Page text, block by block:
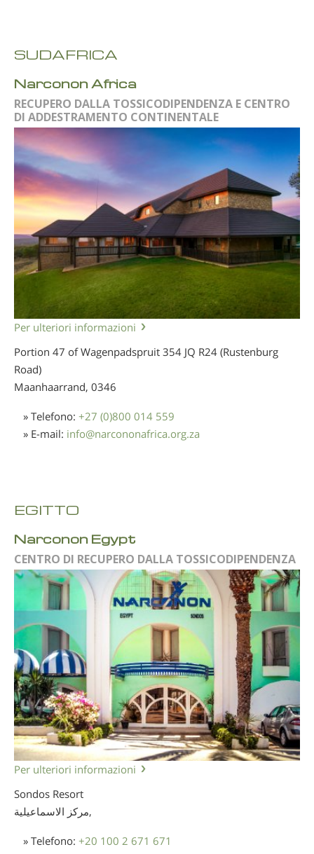
SUDAFRICA
Narconon Africa
RECUPERO DALLA TOSSICODIPENDENZA E CENTRO
DI ADDESTRAMENTO CONTINENTALE
Per ulteriori informazioni
Portion 47 of Wagenpadspruit 354 JQ R24 (Rustenburg
Road)
Maanhaarrand, 0346
» Telefono: +27 (0)800 014 559
» E-mail: info@narcononafrica.org.za
EGITTO
Narconon Egypt
CENTRO DI RECUPERO DALLA TOSSICODIPENDENZA
Per ulteriori informazioni
Sondos Resort
مركز الاسماعيلية,
» Telefono: +20 100 2 671 671